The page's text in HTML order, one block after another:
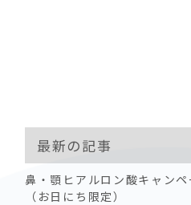
最新の記事
鼻・顎ヒアルロン酸キャンペ
（お日にち限定）